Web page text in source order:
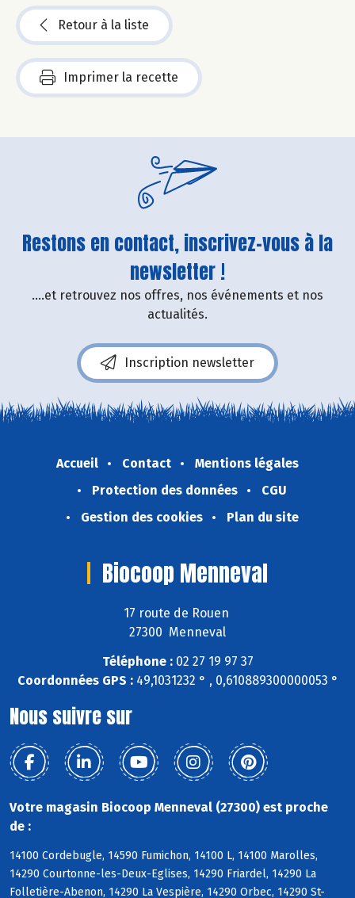
Retour à la liste
Imprimer la recette
Restons en contact, inscrivez-vous à la
newsletter !
....et retrouvez nos offres, nos événements et nos
actualités.
Inscription newsletter
Accueil Contact
Mentions légales
Protection des données
CGU
Gestion des cookies
Plan du site
Biocoop Menneval
17 route de Rouen
27300 Menneval
Téléphone :02 27 19 97 37
Coordonnées GPS :49,1031232 ° , 0,610889300000053 °
Nous suivre sur
Votre magasin Biocoop Menneval (27300) est proche
de :
14100 Cordebugle, 14590 Fumichon, 14100 L, 14100 Marolles,
14290 Courtonne-les-Deux-Eglises, 14290 Friardel, 14290 La
Folletière-Abenon, 14290 La Vespière, 14290 Orbec, 14290 St-